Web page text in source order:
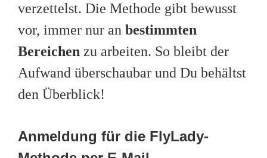
verzettelst. Die Methode gibt bewusst
vor, immer nur an bestimmten
Bereichen zu arbeiten. So bleibt der
Aufwand überschaubar und Du behältst
den Überblick!
Anmeldung für die FlyLady-